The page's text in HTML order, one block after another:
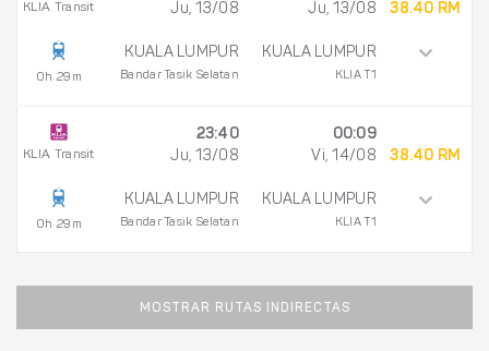
KLIA Transit
0h 29m
Ju, 13/08
KUALA LUMPUR
Bandar Tasik Selatan
Ju, 13/08
KUALA LUMPUR
KLIA T1
38.40 RM
KLIA Transit
0h 29m
23:40
Ju, 13/08
KUALA LUMPUR
Bandar Tasik Selatan
00:09
Vi, 14/08
KUALA LUMPUR
KLIA T1
38.40 RM
MOSTRAR RUTAS INDIRECTAS